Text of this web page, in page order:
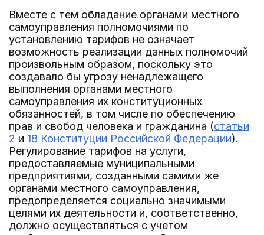
Вместе с тем обладание органами местного
самоуправления полномочиями по
установлению тарифов не означает
возможность реализации данных полномочий
произвольным образом, поскольку это
создавало бы угрозу ненадлежащего
выполнения органами местного
самоуправления их конституционных
обязанностей, в том числе по обеспечению
прав и свобод человека и гражданина (статьи
2 и 18 Конституции Российской Федерации).
Регулирование тарифов на услуги,
предоставляемые муниципальными
предприятиями, созданными самими же
органами местного самоуправления,
предопределяется социально значимыми
целями их деятельности и, соответственно,
должно осуществляться с учетом